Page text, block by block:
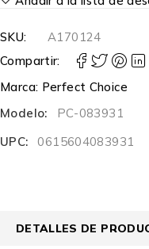
SKU:
A170124
Compartir:
Marca: Perfect Choice
Modelo:
PC-083931
UPC:
0615604083931
DETALLES DE